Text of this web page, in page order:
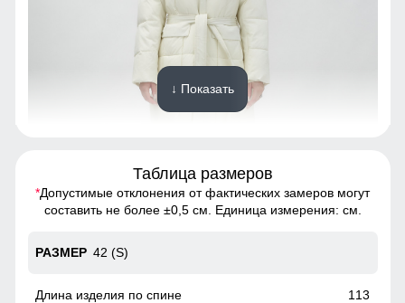
Созданная для долговечности, эта куртка из полиэстера
обеспечивает исключительную износостойкость.
первоначальный вид и качество на протяжении многих
годами.
↓ Показать
Таблица размеров
*Допустимые отклонения от фактических замеров могут
составить не более ±0,5 см. Единица измерения: см.
42 (S)
113